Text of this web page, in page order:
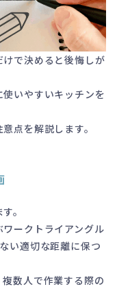
で決めると後悔しが
いやすいキッチンを
点を解説します。
。
ークトライアングル
い適切な距離に保つ
数人で作業する際の